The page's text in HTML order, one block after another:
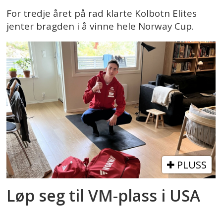
For tredje året på rad klarte Kolbotn Elites
jenter bragden i å vinne hele Norway Cup.
PLUSS
Løp seg til VM-plass i USA